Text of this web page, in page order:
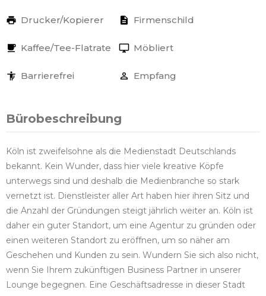
Drucker/Kopierer Firmenschild
Kaffee/Tee-Flatrate Möbliert
Barrierefrei Empfang
Bürobeschreibung
Köln ist zweifelsohne als die Medienstadt Deutschlands
bekannt. Kein Wunder, dass hier viele kreative Köpfe
unterwegs sind und deshalb die Medienbranche so stark
vernetzt ist. Dienstleister aller Art haben hier ihren Sitz und
die Anzahl der Gründungen steigt jährlich weiter an. Köln ist
daher ein guter Standort, um eine Agentur zu gründen oder
einen weiteren Standort zu eröffnen, um so näher am
Geschehen und Kunden zu sein. Wundern Sie sich also nicht,
wenn Sie Ihrem zukünftigen Business Partner in unserer
Lounge begegnen. Eine Geschäftsadresse in dieser Stadt